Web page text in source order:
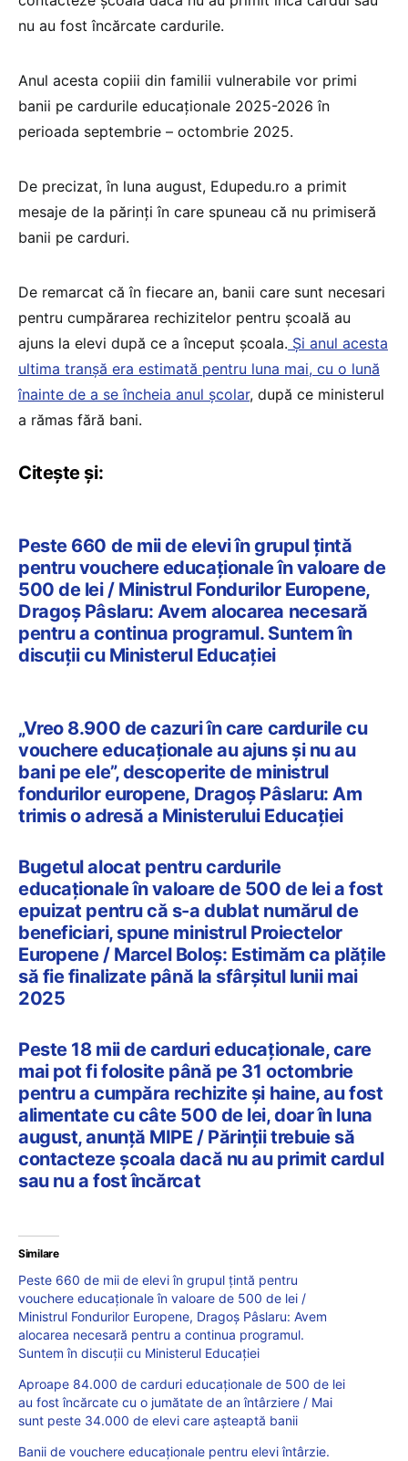
nu au fost încărcate cardurile.
Anul acesta copiii din familii vulnerabile vor primi
banii pe cardurile educaționale 2025-2026 în
perioada septembrie – octombrie 2025.
De precizat, în luna august, Edupedu.ro a primit
mesaje de la părinți în care spuneau că nu primiseră
banii pe carduri.
De remarcat că în fiecare an, banii care sunt necesari
pentru cumpărarea rechizitelor pentru școală au
ajuns la elevi după ce a început școala. Și anul acesta
ultima tranșă era estimată pentru luna mai, cu o lună
înainte de a se încheia anul școlar, după ce ministerul
a rămas fără bani.
Citește și:
Peste 660 de mii de elevi în grupul țintă
pentru vouchere educaționale în valoare de
500 de lei / Ministrul Fondurilor Europene,
Dragoș Pâslaru: Avem alocarea necesară
pentru a continua programul. Suntem în
discuții cu Ministerul Educației
„Vreo 8.900 de cazuri în care cardurile cu
vouchere educaționale au ajuns şi nu au
bani pe ele”, descoperite de ministrul
fondurilor europene, Dragoș Pâslaru: Am
trimis o adresă a Ministerului Educaţiei
Bugetul alocat pentru cardurile
educaționale în valoare de 500 de lei a fost
epuizat pentru că s-a dublat numărul de
beneficiari, spune ministrul Proiectelor
Europene / Marcel Boloș: Estimăm ca plățile
să fie finalizate până la sfârșitul lunii mai
2025
Peste 18 mii de carduri educaționale, care
mai pot fi folosite până pe 31 octombrie
pentru a cumpăra rechizite și haine, au fost
alimentate cu câte 500 de lei, doar în luna
august, anunță MIPE / Părinții trebuie să
contacteze școala dacă nu au primit cardul
sau nu a fost încărcat
Similare
Peste 660 de mii de elevi în grupul țintă pentru
vouchere educaționale în valoare de 500 de lei /
Ministrul Fondurilor Europene, Dragoș Pâslaru: Avem
alocarea necesară pentru a continua programul.
Suntem în discuții cu Ministerul Educației
Aproape 84.000 de carduri educaţionale de 500 de lei
au fost încărcate cu o jumătate de an întârziere / Mai
sunt peste 34.000 de elevi care așteaptă banii
Banii de vouchere educaționale pentru elevi întârzie.